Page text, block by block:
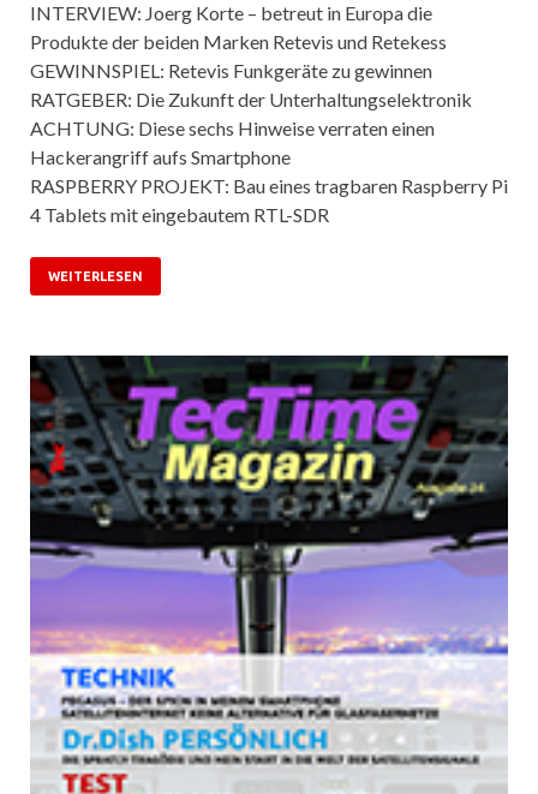
INTERVIEW: Joerg Korte – betreut in Europa die
Produkte der beiden Marken Retevis und Retekess
GEWINNSPIEL: Retevis Funkgeräte zu gewinnen
RATGEBER: Die Zukunft der Unterhaltungselektronik
ACHTUNG: Diese sechs Hinweise verraten einen
Hackerangriff aufs Smartphone
RASPBERRY PROJEKT: Bau eines tragbaren Raspberry Pi
4 Tablets mit eingebautem RTL-SDR
WEITERLESEN